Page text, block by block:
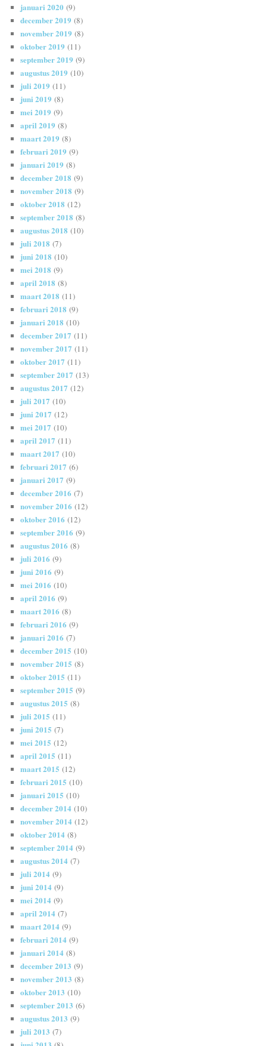
januari 2020 (9)
december 2019 (8)
november 2019 (8)
oktober 2019 (11)
september 2019 (9)
augustus 2019 (10)
juli 2019 (11)
juni 2019 (8)
mei 2019 (9)
april 2019 (8)
maart 2019 (8)
februari 2019 (9)
januari 2019 (8)
december 2018 (9)
november 2018 (9)
oktober 2018 (12)
september 2018 (8)
augustus 2018 (10)
juli 2018 (7)
juni 2018 (10)
mei 2018 (9)
april 2018 (8)
maart 2018 (11)
februari 2018 (9)
januari 2018 (10)
december 2017 (11)
november 2017 (11)
oktober 2017 (11)
september 2017 (13)
augustus 2017 (12)
juli 2017 (10)
juni 2017 (12)
mei 2017 (10)
april 2017 (11)
maart 2017 (10)
februari 2017 (6)
januari 2017 (9)
december 2016 (7)
november 2016 (12)
oktober 2016 (12)
september 2016 (9)
augustus 2016 (8)
juli 2016 (9)
juni 2016 (9)
mei 2016 (10)
april 2016 (9)
maart 2016 (8)
februari 2016 (9)
januari 2016 (7)
december 2015 (10)
november 2015 (8)
oktober 2015 (11)
september 2015 (9)
augustus 2015 (8)
juli 2015 (11)
juni 2015 (7)
mei 2015 (12)
april 2015 (11)
maart 2015 (12)
februari 2015 (10)
januari 2015 (10)
december 2014 (10)
november 2014 (12)
oktober 2014 (8)
september 2014 (9)
augustus 2014 (7)
juli 2014 (9)
juni 2014 (9)
mei 2014 (9)
april 2014 (7)
maart 2014 (9)
februari 2014 (9)
januari 2014 (8)
december 2013 (9)
november 2013 (8)
oktober 2013 (10)
september 2013 (6)
augustus 2013 (9)
juli 2013 (7)